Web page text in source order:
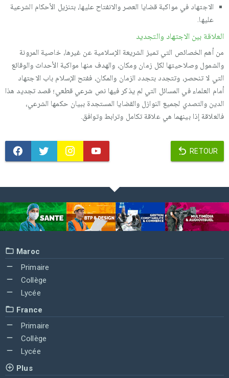
الاجتهاد في مواكبة قضايا العصر والانفتاح عليها، بتنزيل الأحكام الشرعية
عليها.
العلاقة بين الاجتهاد والتجديد
من أهم الخصائص التي تميز الشريعة الإسلامية عن غيرها، خاصية المرونة
والشمول وصلاحيتها لكل زمان ومكان، والهدف منها مواكبة الأحداث والوقائع
التي لا تنحصر، وتتجدد بتجدد الزمان والمكان، ففتح الإسلام باب الاجتهاد
أمام العلماء في المسائل التي لم يذكر فيها نص شرعي قطعي؛ قصد تجديد هذا
الدين والتصدي لجميع النوازل والقضايا المستجدة ببيان حكمها الشرعي،
فالعلاقة إذا بينهما هي علاقة تكامل وترابط وتوافق.
RETOUR
Maroc
Primaire
Collège
Lycée
France
Primaire
Collège
Lycée
Plus